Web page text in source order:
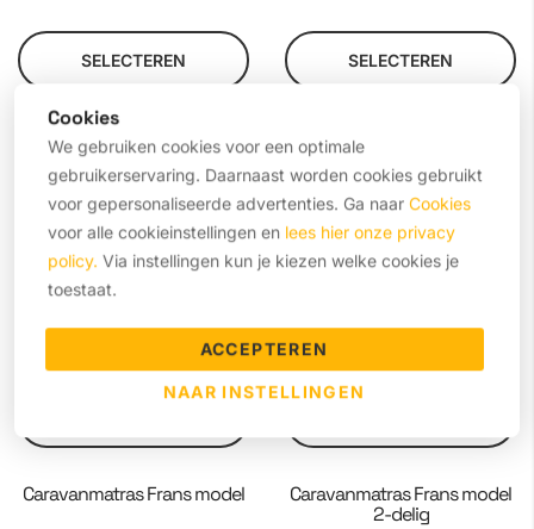
Cookies
We gebruiken cookies voor een optimale
gebruikerservaring. Daarnaast worden cookies gebruikt
voor gepersonaliseerde advertenties. Ga naar Cookies
voor alle cookieinstellingen en lees hier onze privacy
policy. Via instellingen kun je kiezen welke cookies je
toestaat.
ACCEPTEREN
NAAR INSTELLINGEN
SELECTEREN
Caravanmatras rechthoekig
SELECTEREN
Caravanmatras afgeronde
Caravanmatras Frans model
Caravanmatras Frans model
2-delig